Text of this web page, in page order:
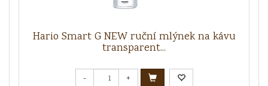
Hario Smart G NEW ruční mlýnek na kávu
transparent...
- +